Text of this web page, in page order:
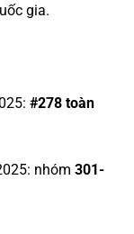
gia.
#278 toàn
nhóm 301-